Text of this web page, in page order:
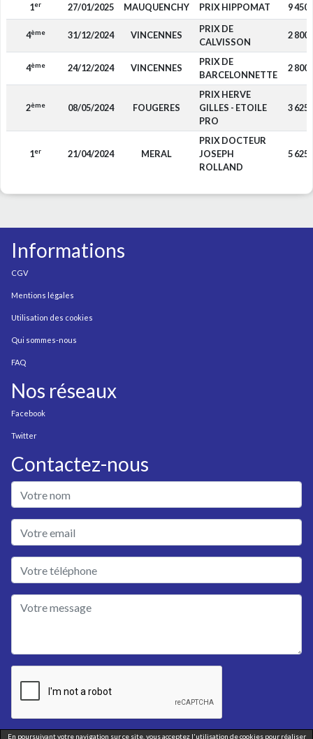
1er 27/01/2025 MAUQUENCHY PRIX HIPPOMAT 9 450
4ème 31/12/2024 VINCENNES
PRIX DE
CALVISSON
2 800
4ème 24/12/2024 VINCENNES
PRIX DE
BARCELONNETTE
2 800
2ème 08/05/2024 FOUGERES
PRIX HERVE
GILLES - ETOILE
PRO
3 625
1er 21/04/2024 MERAL
PRIX DOCTEUR
JOSEPH
ROLLAND
5 625
Informations
CGV
Mentions légales
Utilisation des cookies
Qui sommes-nous
FAQ
Nos réseaux
Facebook
Twitter
Contactez-nous
En poursuivant votre navigation sur ce site, vous acceptez l'utilisation de cookies pour réaliser